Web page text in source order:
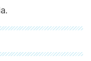
a profundidad por